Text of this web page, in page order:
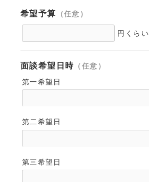
希望予算 （任意）
円くらい
面談希望日時 （任意）
第一希望日
第二希望日
第三希望日